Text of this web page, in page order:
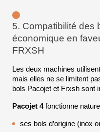
5. Compatibilité des
économique en
FRXSH
Les deux machines
mais elles ne se limitent
bols Pacojet et Frxsh sont
Pacojet 4 fonctionne
ses bols d’origine (inox